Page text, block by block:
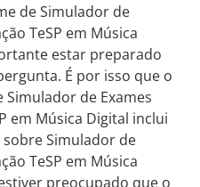
de Simulador de
TeSP em Música
estar preparado
É por isso que o
de Exames
em Música Digital inclui
Simulador de
TeSP em Música
preocupado que o